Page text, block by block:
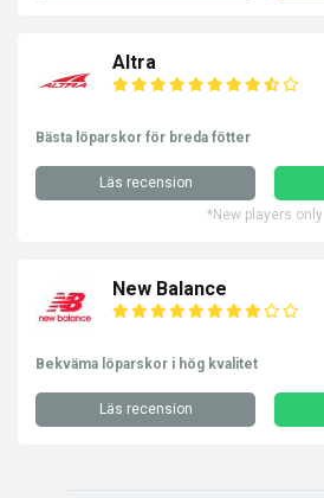
Altra
Bästa löparskor för breda fötter
Läs recension
*New players only
New Balance
Bekväma löparskor i hög kvalitet
Läs recension